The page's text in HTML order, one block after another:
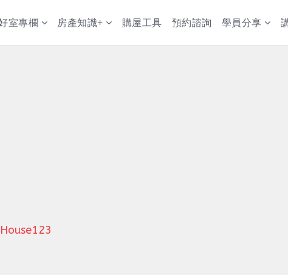
室專欄 房產知識+ 購屋工具 預約諮詢 學員分享